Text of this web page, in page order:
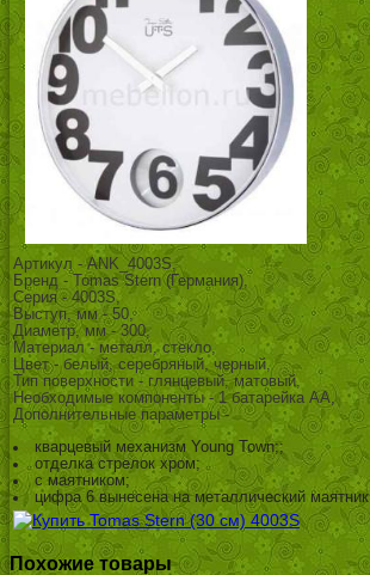
Артикул - ANK_4003S,
Бренд - Tomas Stern (Германия),
Серия - 4003S,
Выступ, мм - 50,
Диаметр, мм - 300,
Материал - металл, стекло,
Цвет - белый, серебряный, черный,
Тип поверхности - глянцевый, матовый,
Необходимые компоненты - 1 батарейка АА,
Дополнительные параметры -
кварцевый механизм Young Town;;
отделка стрелок хром;
с маятником;
цифра 6 вынесена на металлический маятник
Похожие товары